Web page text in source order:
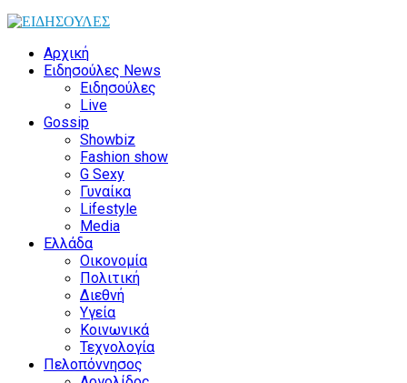
Αρχική
Ειδησούλες News
Ειδησούλες
Live
Gossip
Showbiz
Fashion show
G Sexy
Γυναίκα
Lifestyle
Media
Ελλάδα
Οικονομία
Πολιτική
Διεθνή
Υγεία
Κοινωνικά
Τεχνολογία
Πελοπόννησος